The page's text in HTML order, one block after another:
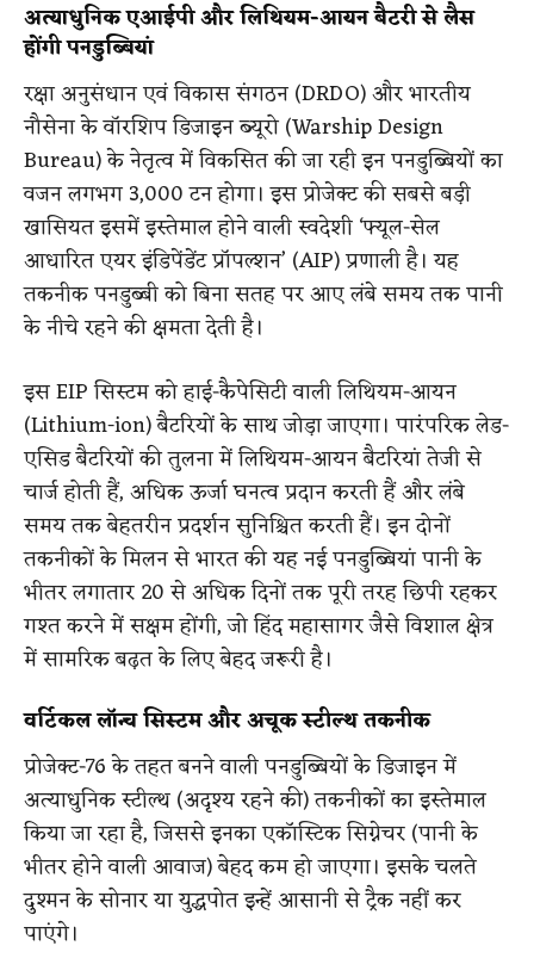
अत्याधुनिक एआईपी और लिथियम-आयन बैटरी से लैस
होंगी पनडुब्बियां
रक्षा अनुसंधान एवं विकास संगठन (DRDO) और भारतीय
नौसेना के वॉरशिप डिजाइन ब्यूरो (Warship Design
Bureau) के नेतृत्व में विकसित की जा रही इन पनडुब्बियों का
वजन लगभग 3,000 टन होगा। इस प्रोजेक्ट की सबसे बड़ी
खासियत इसमें इस्तेमाल होने वाली स्वदेशी ‘फ्यूल-सेल
आधारित एयर इंडिपेंडेंट प्रॉपल्शन’ (AIP) प्रणाली है। यह
तकनीक पनडुब्बी को बिना सतह पर आए लंबे समय तक पानी
के नीचे रहने की क्षमता देती है।
इस EIP सिस्टम को हाई-कैपेसिटी वाली लिथियम-आयन
(Lithium-ion) बैटरियों के साथ जोड़ा जाएगा। पारंपरिक लेड-
एसिड बैटरियों की तुलना में लिथियम-आयन बैटरियां तेजी से
चार्ज होती हैं, अधिक ऊर्जा घनत्व प्रदान करती हैं और लंबे
समय तक बेहतरीन प्रदर्शन सुनिश्चित करती हैं। इन दोनों
तकनीकों के मिलन से भारत की यह नई पनडुब्बियां पानी के
भीतर लगातार 20 से अधिक दिनों तक पूरी तरह छिपी रहकर
गश्त करने में सक्षम होंगी, जो हिंद महासागर जैसे विशाल क्षेत्र
में सामरिक बढ़त के लिए बेहद जरूरी है।
वर्टिकल लॉन्च सिस्टम और अचूक स्टील्थ तकनीक
प्रोजेक्ट-76 के तहत बनने वाली पनडुब्बियों के डिजाइन में
अत्याधुनिक स्टील्थ (अदृश्य रहने की) तकनीकों का इस्तेमाल
किया जा रहा है, जिससे इनका एकॉस्टिक सिग्नेचर (पानी के
भीतर होने वाली आवाज) बेहद कम हो जाएगा। इसके चलते
दुश्मन के सोनार या युद्धपोत इन्हें आसानी से ट्रैक नहीं कर
पाएंगे।